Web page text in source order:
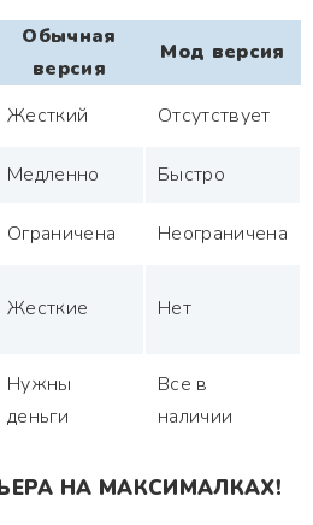
Обычная
версия
Мод версия
Жесткий Отсутствует
Медленно Быстро
Ограничена Неограничена
Жесткие Нет
Нужны
деньги
Все в
наличии
НА МАКСИМАЛКАХ!